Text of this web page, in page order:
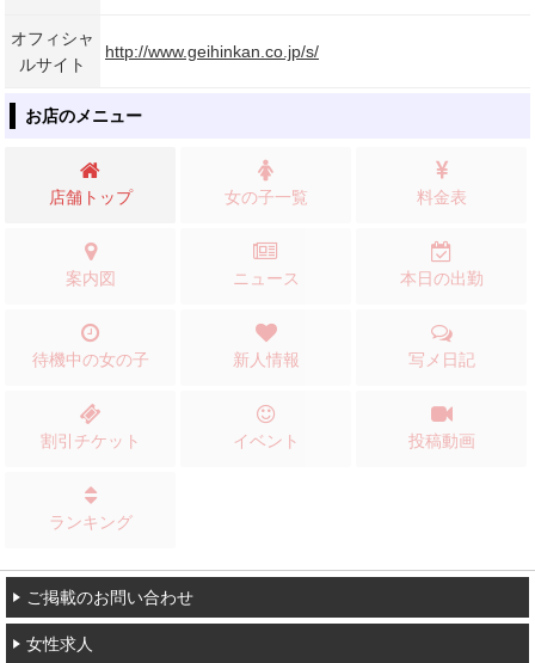
オフィシャ
ルサイト
http://www.geihinkan.co.jp/s/
お店のメニュー
店舗トップ 女の子一覧 料金表
案内図 ニュース 本日の出勤
待機中の女の子 新人情報 写メ日記
割引チケット イベント 投稿動画
ランキング
ご掲載のお問い合わせ
女性求人